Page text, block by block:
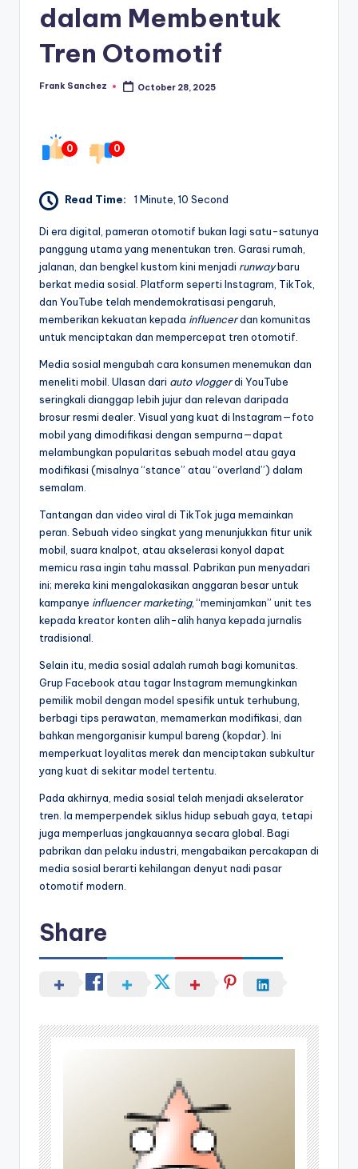
dalam Membentuk
Tren Otomotif
Posted
Frank Sanchez October 28, 2025
0 0
Read Time: 1 Minute, 10 Second
Di era digital, pameran otomotif bukan lagi satu-satunya
panggung utama yang menentukan tren. Garasi rumah,
jalanan, dan bengkel kustom kini menjadi runwaybaru
berkat media sosial. Platform seperti Instagram, TikTok,
dan YouTube telah mendemokratisasi pengaruh,
memberikan kekuatan kepada influencerdan komunitas
untuk menciptakan dan mempercepat tren otomotif.
Media sosial mengubah cara konsumen menemukan dan
meneliti mobil. Ulasan dari auto vloggerdi YouTube
seringkali dianggap lebih jujur dan relevan daripada
brosur resmi dealer. Visual yang kuat di Instagram—foto
mobil yang dimodifikasi dengan sempurna—dapat
melambungkan popularitas sebuah model atau gaya
modifikasi (misalnya “stance” atau “overland”) dalam
semalam.
Tantangan dan video viral di TikTok juga memainkan
peran. Sebuah video singkat yang menunjukkan fitur unik
mobil, suara knalpot, atau akselerasi konyol dapat
memicu rasa ingin tahu massal. Pabrikan pun menyadari
ini; mereka kini mengalokasikan anggaran besar untuk
kampanye influencer marketing, “meminjamkan” unit tes
kepada kreator konten alih-alih hanya kepada jurnalis
tradisional.
Selain itu, media sosial adalah rumah bagi komunitas.
Grup Facebook atau tagar Instagram memungkinkan
pemilik mobil dengan model spesifik untuk terhubung,
berbagi tips perawatan, memamerkan modifikasi, dan
bahkan mengorganisir kumpul bareng (kopdar). Ini
memperkuat loyalitas merek dan menciptakan subkultur
yang kuat di sekitar model tertentu.
Pada akhirnya, media sosial telah menjadi akselerator
tren. Ia memperpendek siklus hidup sebuah gaya, tetapi
juga memperluas jangkauannya secara global. Bagi
pabrikan dan pelaku industri, mengabaikan percakapan di
media sosial berarti kehilangan denyut nadi pasar
otomotif modern.
Share